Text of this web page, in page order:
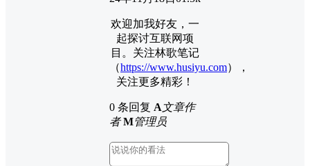
欢迎加我好友，一
起探讨互联网项
目。关注林歌笔记
（https://www.husiyu.com），
关注更多精彩！
0 条回复 A文章作
者 M管理员